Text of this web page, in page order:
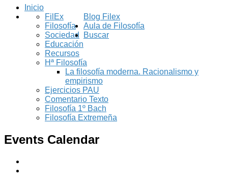
Inicio
Blog Filex
FilEx
Filosofía
Sociedad
Educación
Recursos
Aula de Filosofía
Hª Filosofía
La filosofía moderna. Racionalismo y
empirismo
Ejercicios PAU
Comentario Texto
Filosofía 1º Bach
Filosofía Extremeña
Buscar
Events Calendar